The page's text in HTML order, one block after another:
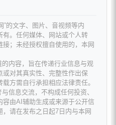
”的文字、图片、音视频等内
有。任何媒体、网站或个人转
；未经授权擅自使用的，本网
内容，旨在传递行业信息与观
或对其真实性、完整性作出保
方需自行承担相应法律责任。
信息交流，不构成任何投资、
容由AI辅助生成或来源于公开信
请在发布之日起7日内与本网